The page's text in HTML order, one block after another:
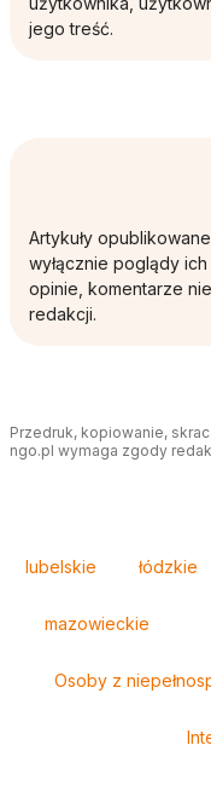
jego treść.
Artykuły
wyłącznie poglądy
opinie, komentarze
redakcji.
Przedruk, kopiowanie,
ngo.pl wymaga zgody
lubelskie łódzkie
mazowieckie
Osoby z